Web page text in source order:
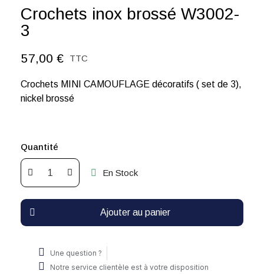
Crochets inox brossé W3002-
3
57,00 € TTC
Crochets MINI CAMOUFLAGE décoratifs ( set de 3),
nickel brossé
Quantité
En Stock
Ajouter au panier
Une question ?
Notre service clientèle est à votre disposition